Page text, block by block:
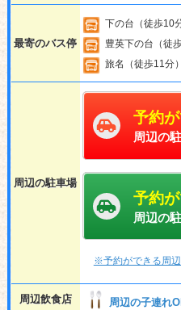
最寄のバス停
下の台（徒歩10分
豊英下の台（徒
旅名（徒歩11分）
周辺の駐車場
予約
周辺の
予約
周辺の
※予約ができる周
周辺飲食店 周辺の子連れ